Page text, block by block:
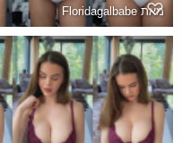
מאתFloridagalbabe